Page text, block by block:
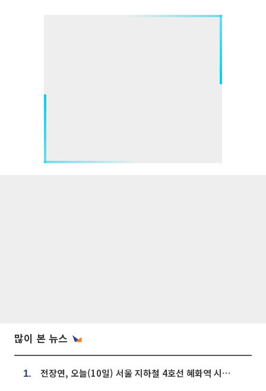
많이 본 뉴스
1. 전장연, 오늘(10일) 서울 지하철 4호선 혜화역 시위…1호선 용산역 무정차